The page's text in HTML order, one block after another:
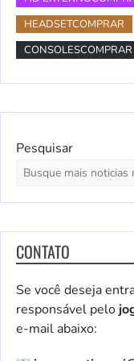
HEADSETCOMPRAR
CONSOLESCOMPRAR
Pesquisar
CONTATO
Se você deseja
responsável pelo
e-mail abaixo: